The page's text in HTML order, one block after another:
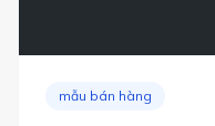
mẫu bán hàng